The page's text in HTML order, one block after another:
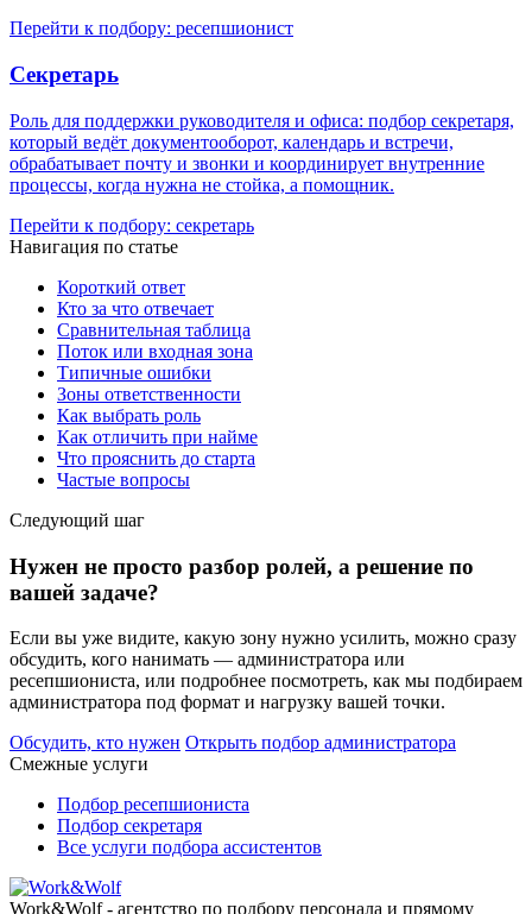
Перейти к подбору: ресепшионист
Секретарь
Роль для поддержки руководителя и офиса: подбор секретаря,
который ведёт документооборот, календарь и встречи,
обрабатывает почту и звонки и координирует внутренние
процессы, когда нужна не стойка, а помощник.
Перейти к подбору: секретарь
Навигация по статье
Короткий ответ
Кто за что отвечает
Сравнительная таблица
Поток или входная зона
Типичные ошибки
Зоны ответственности
Как выбрать роль
Как отличить при найме
Что прояснить до старта
Частые вопросы
Следующий шаг
Нужен не просто разбор ролей, а решение по
вашей задаче?
Если вы уже видите, какую зону нужно усилить, можно сразу
обсудить, кого нанимать — администратора или
ресепшиониста, или подробнее посмотреть, как мы подбираем
администратора под формат и нагрузку вашей точки.
Обсудить, кто нужен Открыть подбор администратора
Смежные услуги
Подбор ресепшиониста
Подбор секретаря
Все услуги подбора ассистентов
Work&Wolf - агентство по подбору персонала и прямому